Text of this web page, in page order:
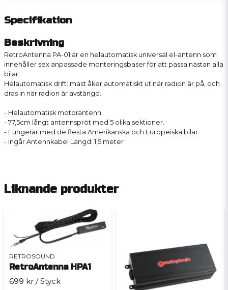
Beskrivning
RetroAntenna PA-01 är en helautomatisk universal el-antenn som
innehåller sex anpassade monteringsbaser för att passa nästan alla
bilar.
Helautomatisk drift: mast åker automatiskt ut när radion är på, och
dras in när radion är avstängd.
- Helautomatisk motorantenn
- 77,5cm långt antennspröt med 5 olika sektioner.
- Fungerar med de flesta Amerikanska och Europeiska bilar
- Ingår Antennkabel Längd: 1,5 meter
Specifikation
Liknande produkter
RETROSOUND
RetroAntenna HPA1
699 kr / Styck